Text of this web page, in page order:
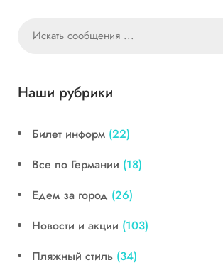
Наши рубрики
Билет информ (22)
Все по Германии (18)
Едем за город (26)
Новости и акции (103)
Пляжный стиль (34)